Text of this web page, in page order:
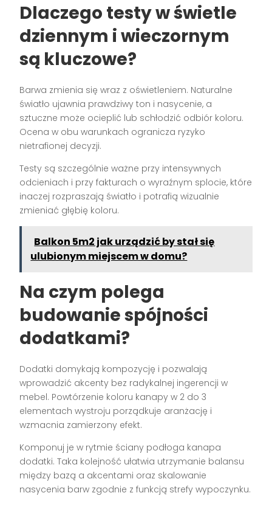
Dlaczego testy w świetle
dziennym i wieczornym
są kluczowe?
Barwa zmienia się wraz z oświetleniem. Naturalne
światło ujawnia prawdziwy ton i nasycenie, a
sztuczne może ocieplić lub schłodzić odbiór koloru.
Ocena w obu warunkach ogranicza ryzyko
nietrafionej decyzji.
Testy są szczególnie ważne przy intensywnych
odcieniach i przy fakturach o wyraźnym splocie, które
inaczej rozpraszają światło i potrafią wizualnie
zmieniać głębię koloru.
Balkon 5m2 jak urządzić by stał się
ulubionym miejscem w domu?
Na czym polega
budowanie spójności
dodatkami?
Dodatki domykają kompozycję i pozwalają
wprowadzić akcenty bez radykalnej ingerencji w
mebel. Powtórzenie koloru kanapy w 2 do 3
elementach wystroju porządkuje aranżację i
wzmacnia zamierzony efekt.
Komponuj je w rytmie ściany podłoga kanapa
dodatki. Taka kolejność ułatwia utrzymanie balansu
między bazą a akcentami oraz skalowanie
nasycenia barw zgodnie z funkcją strefy wypoczynku.